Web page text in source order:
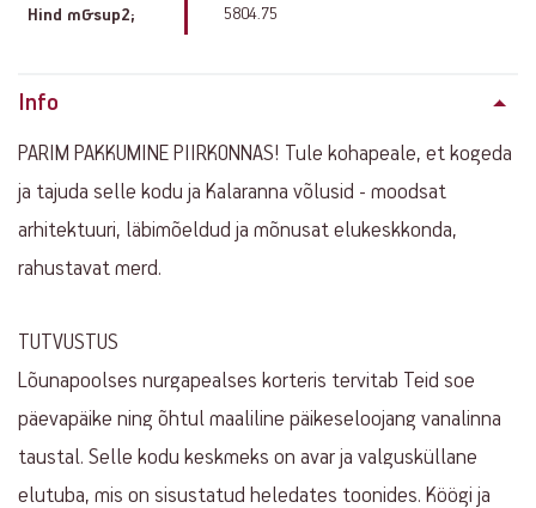
Hind m&sup2; 5804.75
Info
PARIM PAKKUMINE PIIRKONNAS! Tule kohapeale, et kogeda
ja tajuda selle kodu ja Kalaranna võlusid - moodsat
arhitektuuri, läbimõeldud ja mõnusat elukeskkonda,
rahustavat merd.
TUTVUSTUS
Lõunapoolses nurgapealses korteris tervitab Teid soe
päevapäike ning õhtul maaliline päikeseloojang vanalinna
taustal. Selle kodu keskmeks on avar ja valgusküllane
elutuba, mis on sisustatud heledates toonides. Köögi ja